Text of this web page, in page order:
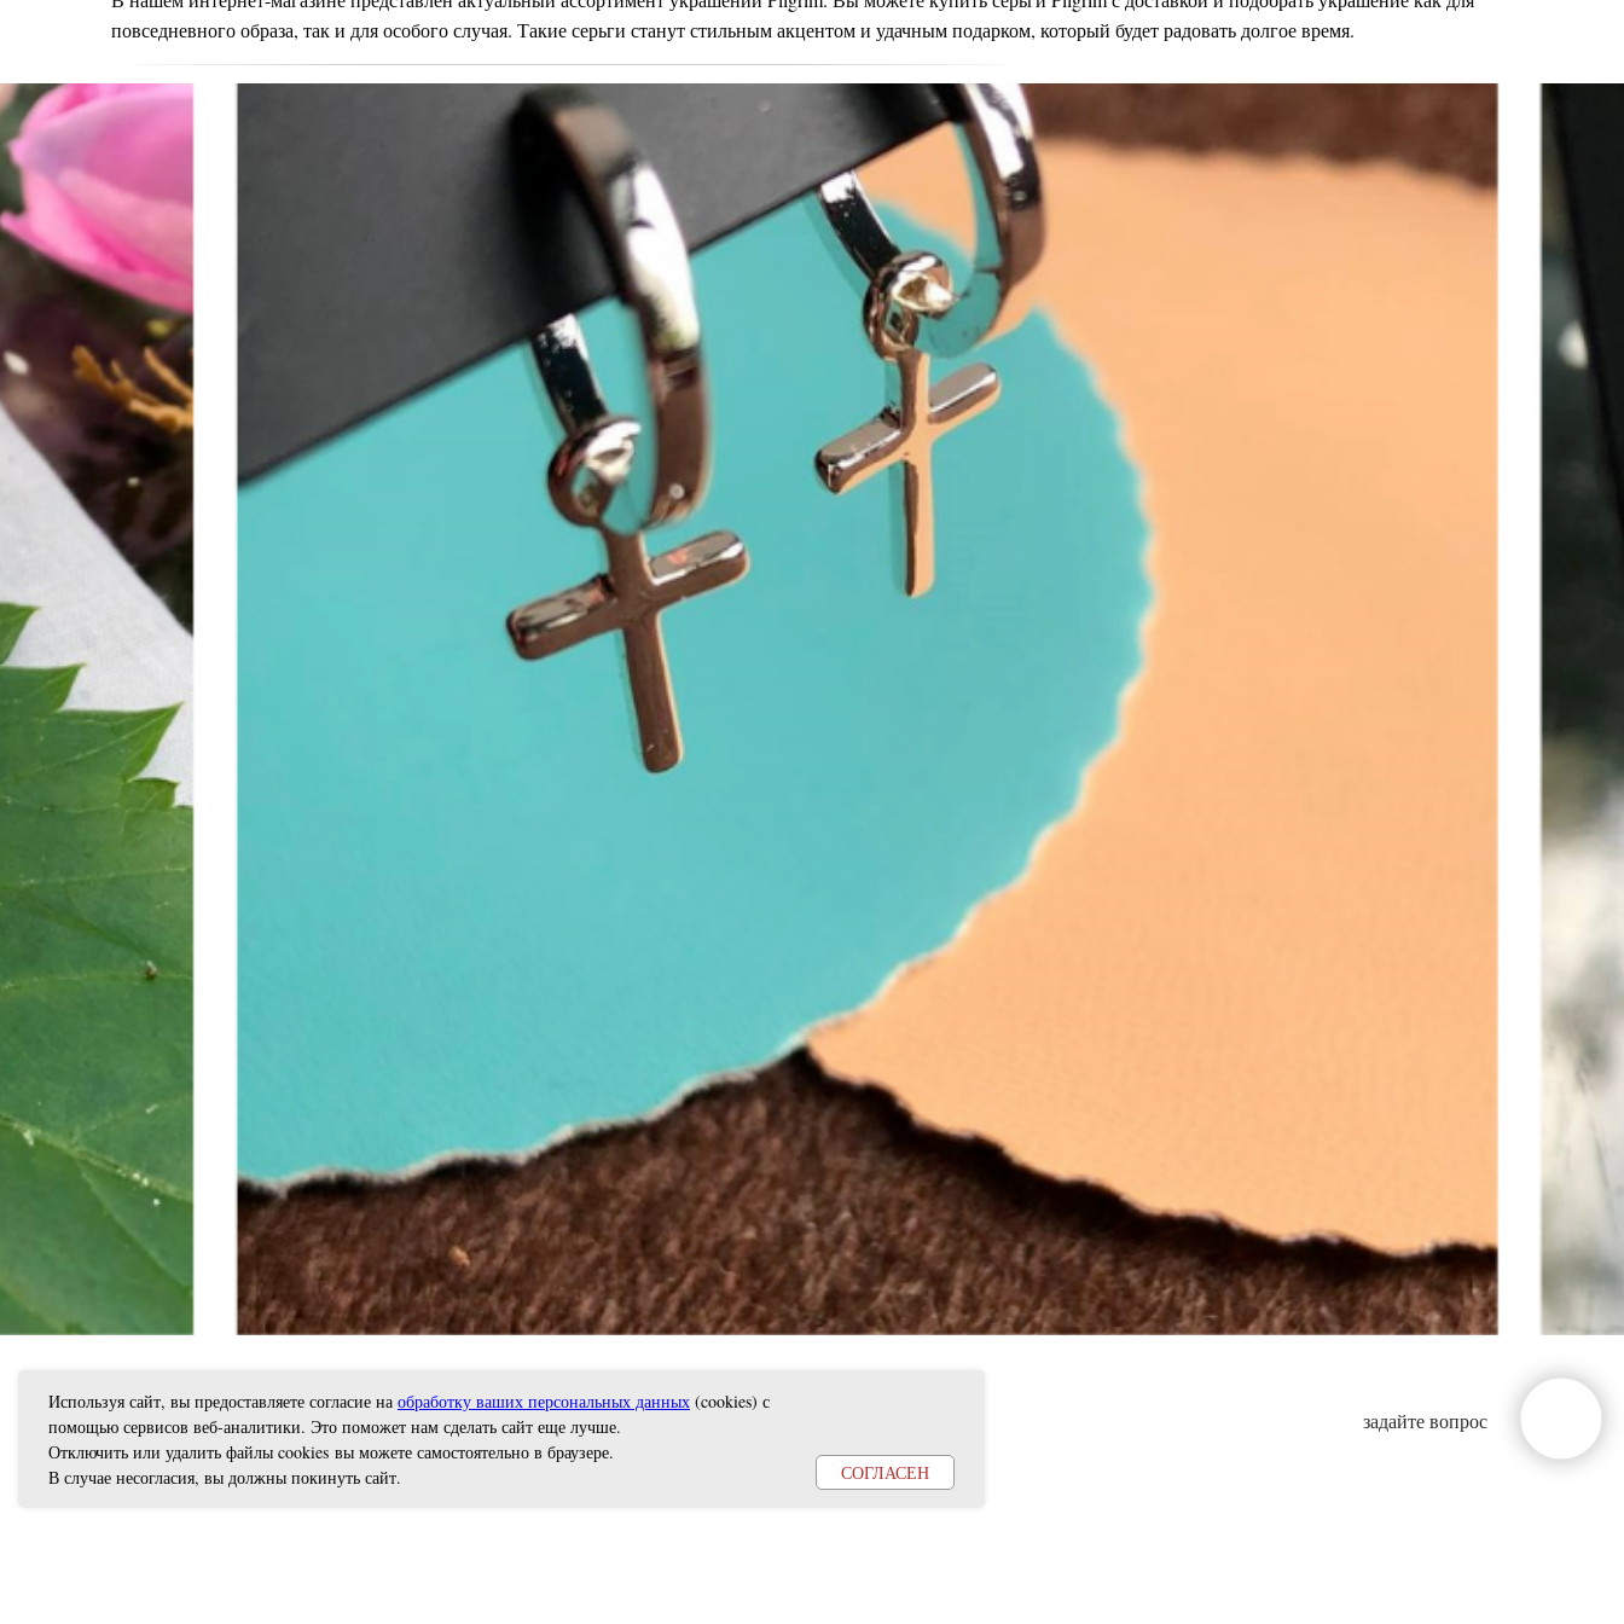
повседневного образа, так и для особого случая. Такие серьги станут стильным акцентом и удачным подарком, который будет радовать долгое время.
задайте вопрос
Используя сайт, вы предоставляете согласие на обработку ваших персональных данных (cookies) с
помощью сервисов веб-аналитики. Это поможет нам сделать сайт еще лучше.
Отключить или удалить файлы cookies вы можете самостоятельно в браузере.
В случае несогласия, вы должны покинуть сайт.
СОГЛАСЕН